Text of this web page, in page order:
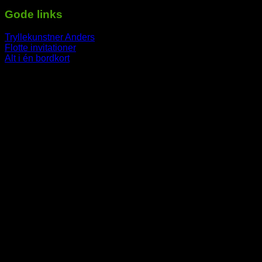
Gode links
Tryllekunstner Anders
Flotte invitationer
Alt i én bordkort